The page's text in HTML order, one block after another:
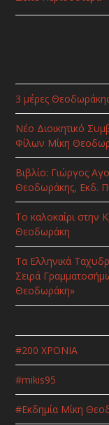
3 μέρες
Νέο Διοικητικό
Φίλων Μίκη
Βιβλίο: Γιώργος
Θεοδωράκης, Εκδ.
Το καλοκαίρι στην
Θεοδωράκη
Τα Ελληνικά
Σειρά
Θεοδωράκη»
#200 ΧΡΟΝΙΑ
#mikis95
#Εκδημία Μίκη